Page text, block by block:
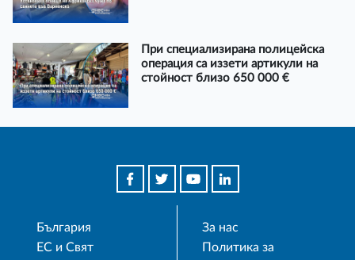
При специализирана полицейска
операция са иззети артикули на
стойност близо 650 000 €
България
ЕС и Свят
За нас
Политика за